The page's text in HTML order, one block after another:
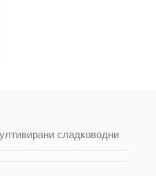
и доставка
сладководни